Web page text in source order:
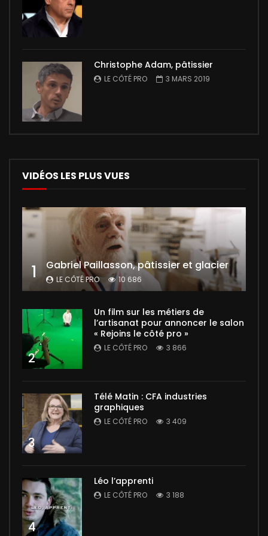
Christophe Adam, pâtissier
LE CÔTÉ PRO 3 MARS 2019
VIDÉOS LES PLUS VUES
1 Gabriel Paillasson, pâtissier et glacier
LE CÔTÉ PRO 10 686
2
Un film sur les métiers de
l’artisanat pour annoncer le salon
« Rejoins le côté pro »
LE CÔTÉ PRO 3 866
3
Télé Matin : CFA industries
graphiques
LE CÔTÉ PRO 3 409
4
Léo l’apprenti
LE CÔTÉ PRO 3 188